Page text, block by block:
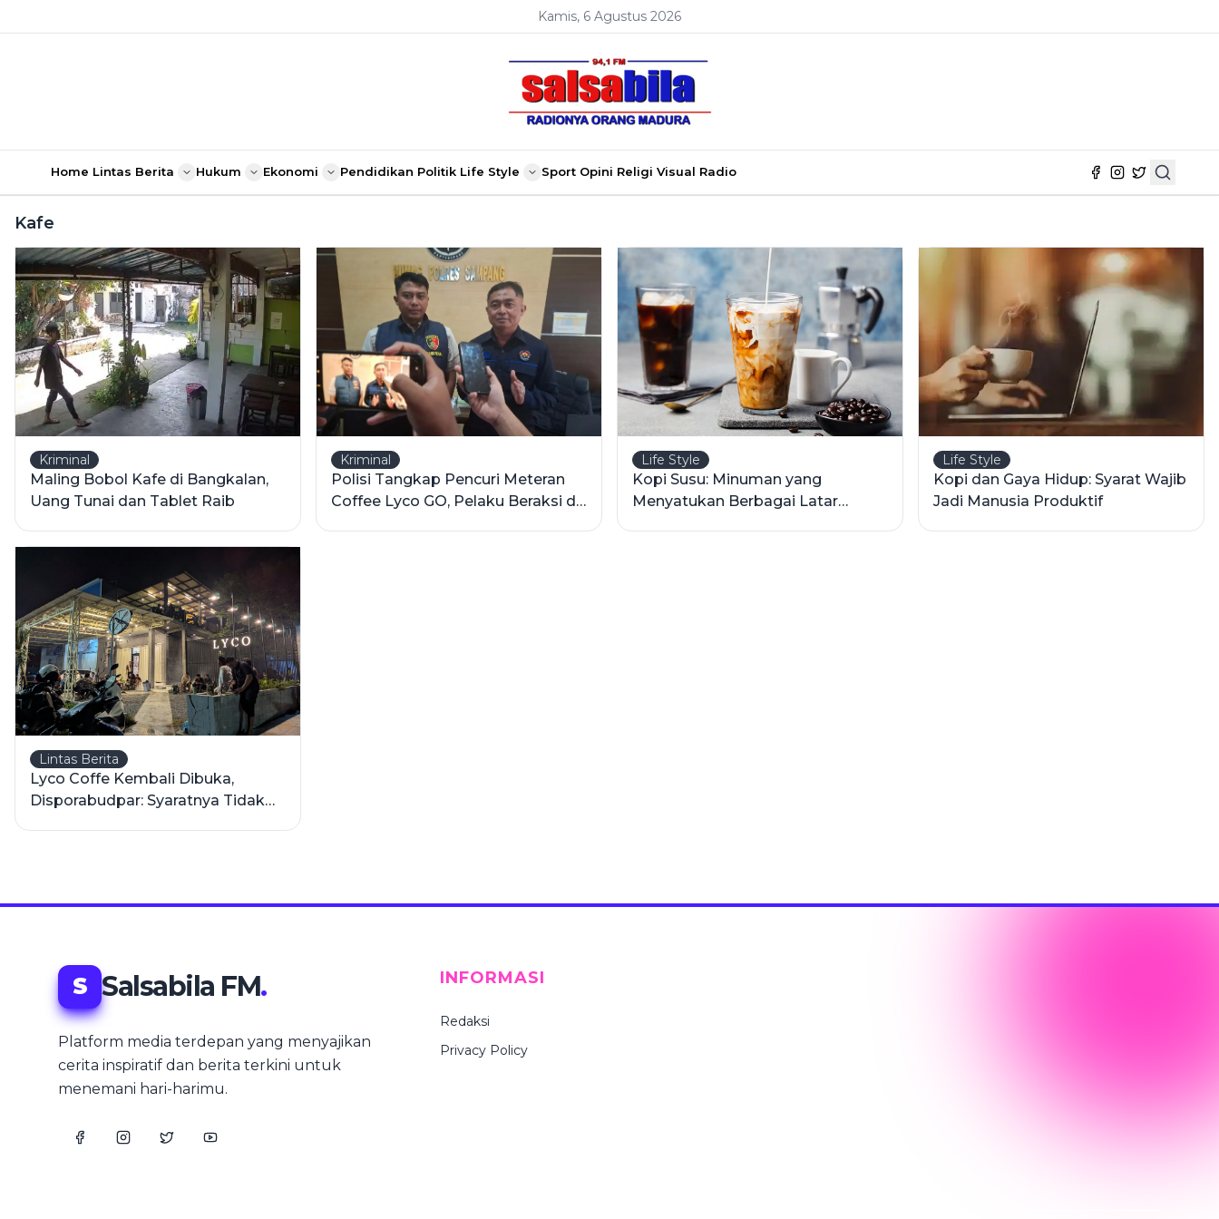
Kamis, 6 Agustus 2026
Home Lintas Berita Hukum Ekonomi Pendidikan Politik Life Style Sport Opini Religi Visual Radio
Kafe
Kriminal
Maling Bobol Kafe di Bangkalan,
Uang Tunai dan Tablet Raib
Kriminal
Polisi Tangkap Pencuri Meteran
Coffee Lyco GO, Pelaku Beraksi di
Life Style
Kopi Susu: Minuman yang
Menyatukan Berbagai Latar
Life Style
Kopi dan Gaya Hidup: Syarat Wajib
Jadi Manusia Produktif
Lintas Berita
Lyco Coffe Kembali Dibuka,
Disporabudpar: Syaratnya Tidak
S Salsabila FM.
Platform media terdepan yang menyajikan
cerita inspiratif dan berita terkini untuk
menemani hari-harimu.
INFORMASI
Redaksi
Privacy Policy